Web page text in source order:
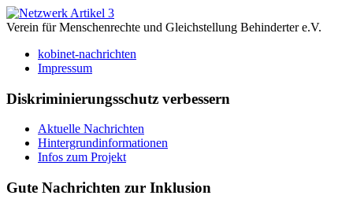
Verein für Menschenrechte und Gleichstellung Behinderter e.V.
kobinet-nachrichten
Impressum
Diskriminierungsschutz verbessern
Aktuelle Nachrichten
Hintergrundinformationen
Infos zum Projekt
Gute Nachrichten zur Inklusion